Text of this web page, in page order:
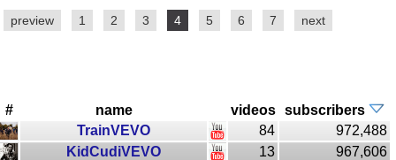
preview 1 2 3 4 5 6 7 next
# name videos
subscribers
TrainVEVO
84
972,488
KidCudiVEVO
13
967,606